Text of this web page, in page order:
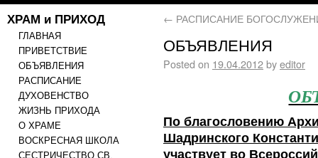
ХРАМ и ПРИХОД
ГЛАВНАЯ
ПРИВЕТСТВИЕ
ОБЪЯВЛЕНИЯ
РАСПИСАНИЕ
ДУХОВЕНСТВО
ЖИЗНЬ ПРИХОДА
О ХРАМЕ
ВОСКРЕСНАЯ ШКОЛА
СЕСТРИЧЕСТВО СВ.
← РАСПИСАНИЕ
ОБЪЯВЛЕНИЯ
Posted on 19.04.2012byeditor
По благословению
Шадринского
участвует во